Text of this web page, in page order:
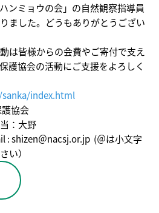
ンミョウの会」の自然観察指導員
ました。どうもありがとうござい
は皆様からの会費やご寄付で支え
護協会の活動にご支援をよろしく
index.html
協会
：大野
: shizen＠nacsj.or.jp (＠は小文字
い）